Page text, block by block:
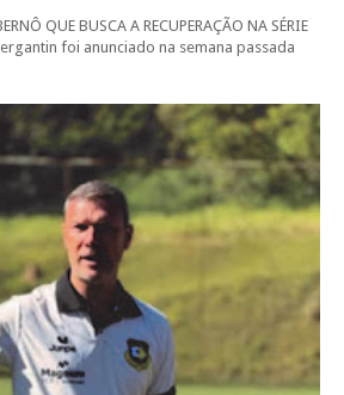
QUE BUSCA A RECUPERAÇÃO NA SÉRIE
foi anunciado na semana passada